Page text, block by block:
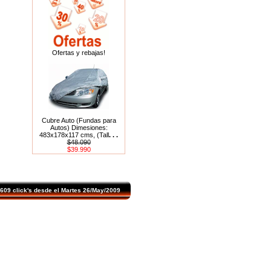
Ofertas y rebajas!
Cubre Auto (Fundas para
Autos) Dimesiones:
483x178x117 cms, (Tall. . .
$48.090
$39.990
click's desde el Martes 26/May/2009